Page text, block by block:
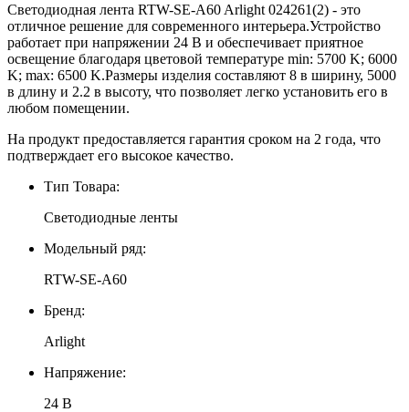
Светодиодная лента RTW-SE-A60 Arlight 024261(2) - это
отличное решение для современного интерьера.Устройство
работает при напряжении 24 В и обеспечивает приятное
освещение благодаря цветовой температуре min: 5700 K; 6000
K; max: 6500 K.Размеры изделия составляют 8 в ширину, 5000
в длину и 2.2 в высоту, что позволяет легко установить его в
любом помещении.
На продукт предоставляется гарантия сроком на 2 года, что
подтверждает его высокое качество.
Тип Товара:
Светодиодные ленты
Модельный ряд:
RTW-SE-A60
Бренд:
Arlight
Напряжение:
24 В